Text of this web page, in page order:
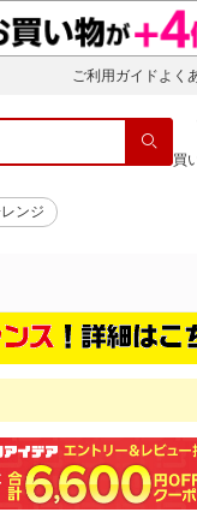
ご利用ガイド よく
買
ンジ